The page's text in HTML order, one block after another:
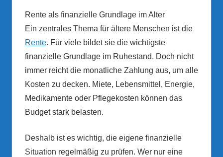
Rente als finanzielle Grundlage im Alter
Ein zentrales Thema für ältere Menschen ist die
Rente. Für viele bildet sie die wichtigste
finanzielle Grundlage im Ruhestand. Doch nicht
immer reicht die monatliche Zahlung aus, um alle
Kosten zu decken. Miete, Lebensmittel, Energie,
Medikamente oder Pflegekosten können das
Budget stark belasten.
Deshalb ist es wichtig, die eigene finanzielle
Situation regelmäßig zu prüfen. Wer nur eine